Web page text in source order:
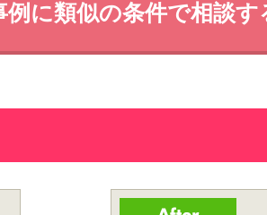
例に類似の条件で相談す